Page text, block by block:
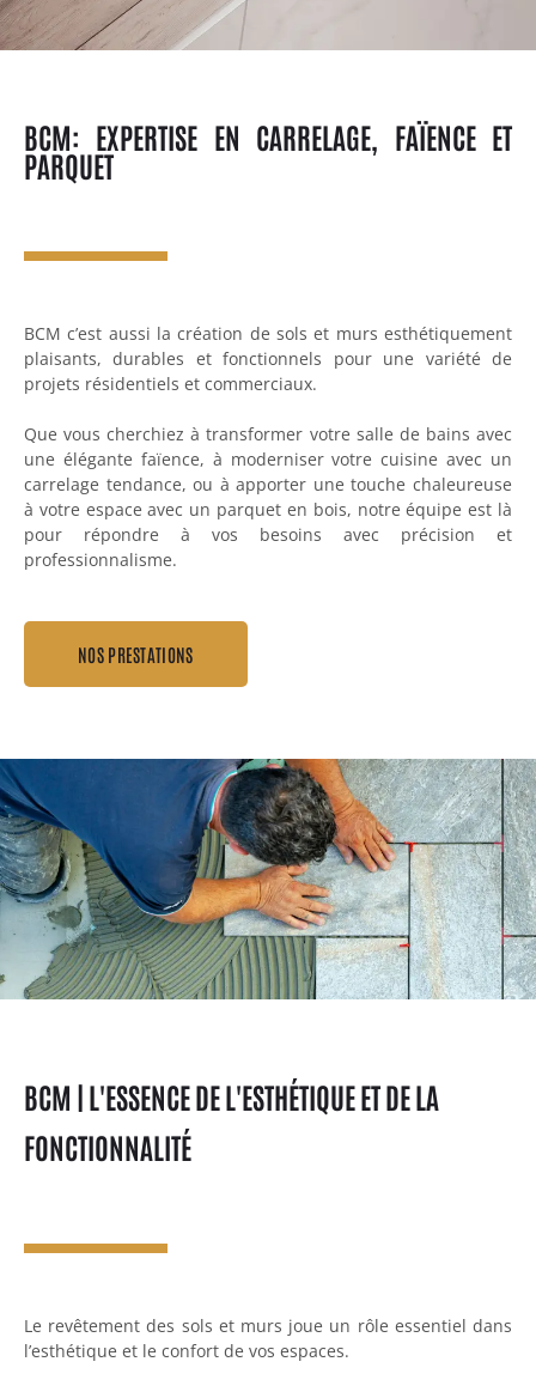
BCM: EXPERTISE EN CARRELAGE, FAÏENCE ET
PARQUET
BCM c’est aussi la création de sols et murs esthétiquement
plaisants, durables et fonctionnels pour une variété de
projets résidentiels et commerciaux.
Que vous cherchiez à transformer votre salle de bains avec
une élégante faïence, à moderniser votre cuisine avec un
carrelage tendance, ou à apporter une touche chaleureuse
à votre espace avec un parquet en bois, notre équipe est là
pour répondre à vos besoins avec précision et
professionnalisme.
NOS PRESTATIONS
BCM | L'ESSENCE DE L'ESTHÉTIQUE ET DE LA
FONCTIONNALITÉ
Le revêtement des sols et murs joue un rôle essentiel dans
l’esthétique et le confort de vos espaces.